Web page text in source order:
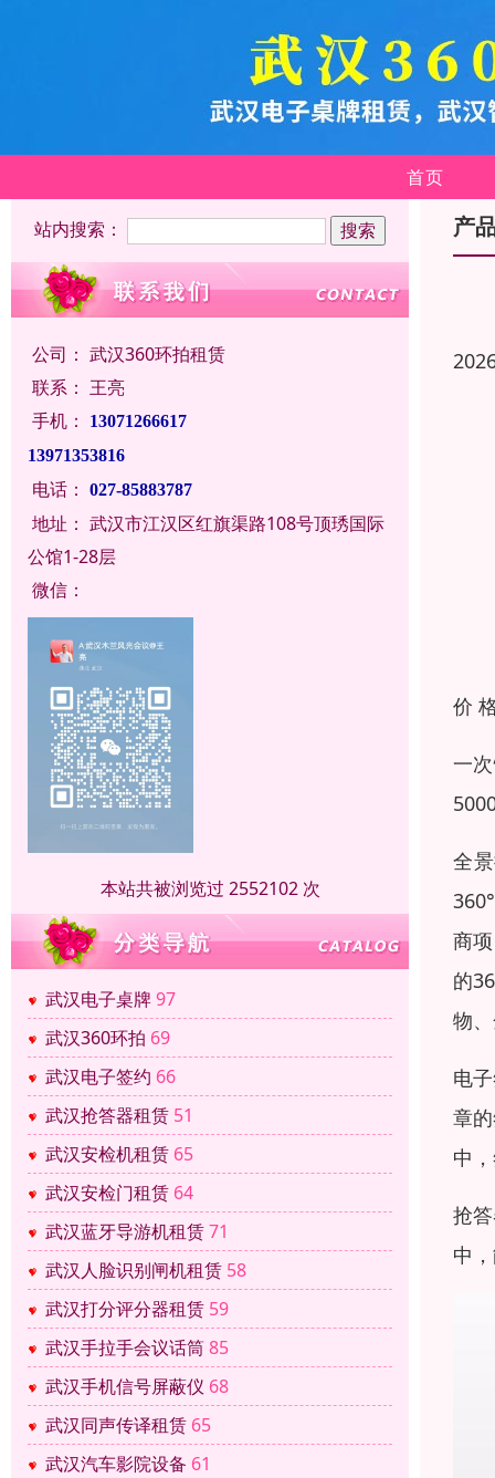
首页
站内搜索：
公司： 武汉360环拍租赁
联系： 王亮
手机：
13071266617
13971353816
电话： 027-85883787
地址： 武汉市江汉区红旗渠路108号顶琇国际
公馆1-28层
微信：
本站共被浏览过 2552102 次
武汉电子桌牌97
武汉360环拍 69
武汉电子签约 66
武汉抢答器租赁 51
武汉安检机租赁 65
武汉安检门租赁 64
武汉蓝牙导游机租赁71
武汉人脸识别闸机租赁 58
武汉打分评分器租赁 59
武汉手拉手会议话筒85
武汉手机信号屏蔽仪 68
武汉同声传译租赁 65
武汉汽车影院设备 61
产
价
一
全
商
的
物
电
章
中
抢
中